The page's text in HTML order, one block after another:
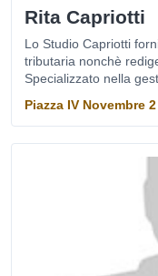
Rita Capriotti
Lo Studio Capriotti
tributaria nonchè
Specializzato nella
Piazza IV Novembre